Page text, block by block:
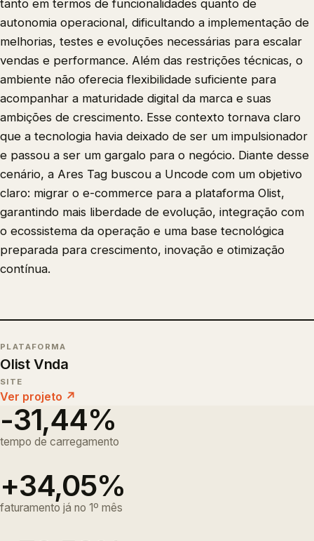
tanto em termos de funcionalidades quanto de
autonomia operacional, dificultando a implementação de
melhorias, testes e evoluções necessárias para escalar
vendas e performance. Além das restrições técnicas, o
ambiente não oferecia flexibilidade suficiente para
acompanhar a maturidade digital da marca e suas
ambições de crescimento. Esse contexto tornava claro
que a tecnologia havia deixado de ser um impulsionador
e passou a ser um gargalo para o negócio. Diante desse
cenário, a Ares Tag buscou a Uncode com um objetivo
claro: migrar o e-commerce para a plataforma Olist,
garantindo mais liberdade de evolução, integração com
o ecossistema da operação e uma base tecnológica
preparada para crescimento, inovação e otimização
contínua.
PLATAFORMA
Olist Vnda
SITE
Ver projeto ↗
-31,44%
tempo de carregamento
+34,05%
faturamento já no 1º mês